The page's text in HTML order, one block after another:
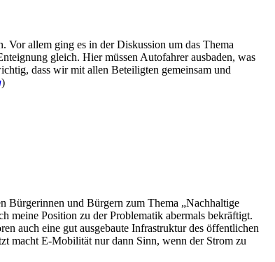
allem ging es in der Diskussion um das Thema
gleich. Hier müssen Autofahrer ausbaden, was
dass wir mit allen Beteiligten gemeinsam und
)
Bürgerinnen und Bürgern zum Thema „Nachhaltige
meine Position zu der Problematik abermals bekräftigt.
auch eine gut ausgebaute Infrastruktur des öffentlichen
macht E-Mobilität nur dann Sinn, wenn der Strom zu